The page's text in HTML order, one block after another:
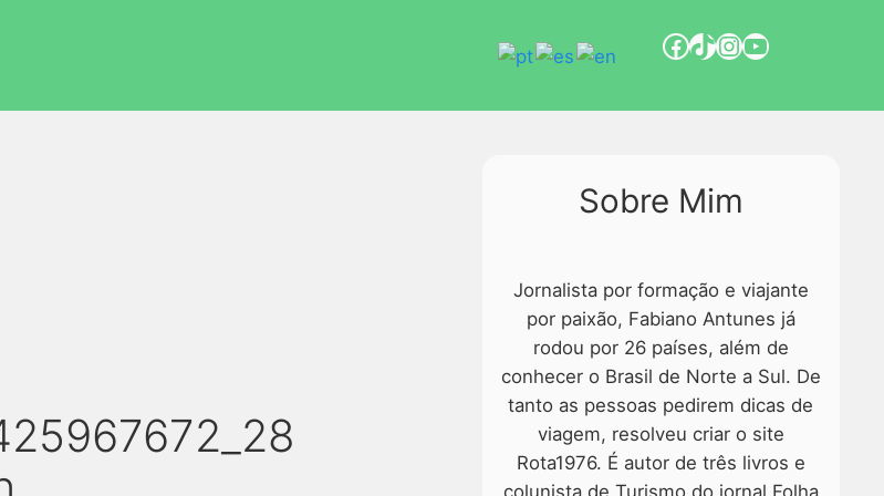
Sobre Mim
Jornalista por formação e viajante
por paixão, Fabiano Antunes já
rodou por 26 países, além de
conhecer o Brasil de Norte a Sul. De
tanto as pessoas pedirem dicas de
viagem, resolveu criar o site
Rota1976. É autor de três livros e
colunista de Turismo do jornal Folha